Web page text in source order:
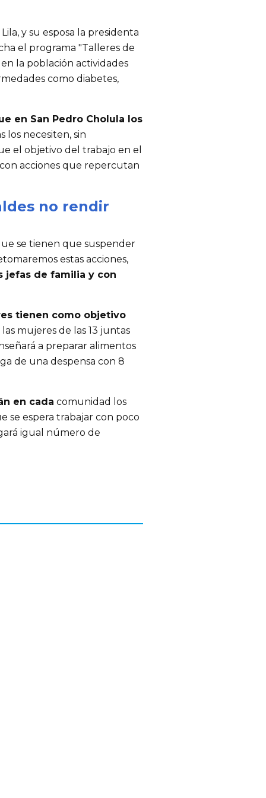
y su esposa la presidenta
el programa "Talleres de
la población actividades
como diabetes,
en San Pedro Cholula los
los necesiten, sin
el objetivo del trabajo en el
acciones que repercutan
no rendir
se tienen que suspender
estas acciones,
jefas de familia y con
tienen como objetivo
mujeres de las 13 juntas
a preparar alimentos
de una despensa con 8
en cada comunidad los
se espera trabajar con poco
igual número de